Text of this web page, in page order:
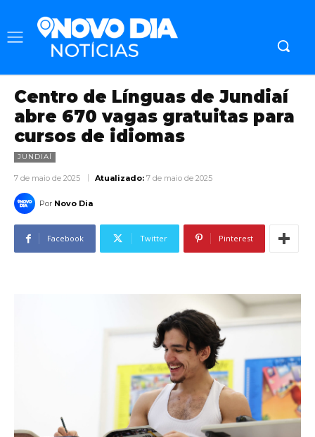
Centro de Línguas de Jundiaí
abre 670 vagas gratuitas para
cursos de idiomas
JUNDIAÍ
7 de maio de 2025 Atualizado: 7 de maio de 2025
Por Novo Dia
Facebook Twitter Pinterest